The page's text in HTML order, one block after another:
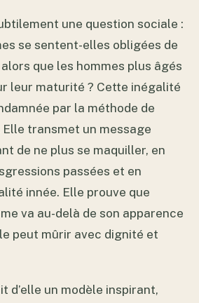
une question sociale :
se sentent-elles obligées de
que les hommes plus âgés
leur maturité ? Cette inégalité
par la méthode de
Elle transmet un message
de ne plus se maquiller, en
passées et en
innée. Elle prouve que
va au-delà de son apparence
peut mûrir avec dignité et
d’elle un modèle inspirant,